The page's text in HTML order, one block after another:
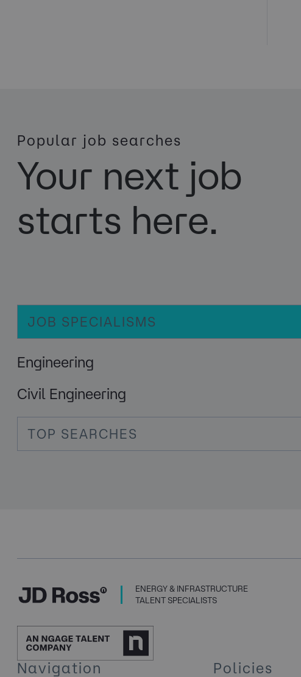
Popular job searches
Your next job
starts here.
JOB SPECIALISMS
Engineering
Civil Engineering
TOP SEARCHES
ENERGY & INFRASTRUCTURE
TALENT SPECIALISTS
Navigation
Policies